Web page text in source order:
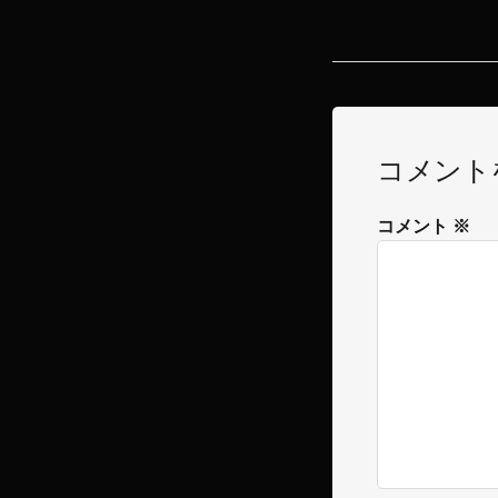
コメン
コメント ※